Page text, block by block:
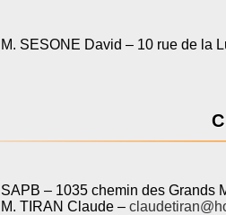
M. SESONE David – 10 rue de la
SAPB – 1035 chemin des Grands
M. TIRAN Claude –